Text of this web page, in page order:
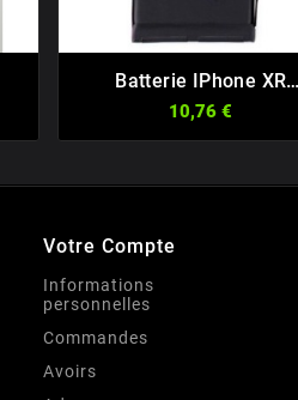
Batterie IPhone XR
Premium - 2942 MAH
10,76 €
Votre Compte
Informations
personnelles
Commandes
Avoirs